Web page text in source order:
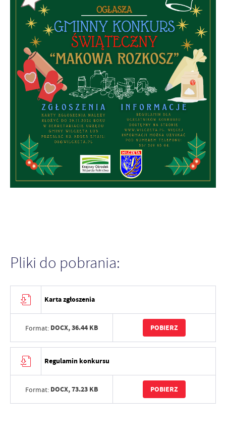
Pliki do pobrania:
Karta zgłoszenia
Format: DOCX,36.44 KB POBIERZ
Regulamin konkursu
Format: DOCX,73.23 KB POBIERZ